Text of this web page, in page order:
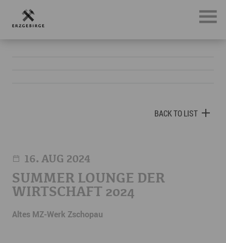
BACK TO LIST
16 AUG 2024
SUMMER LOUNGE DER
WIRTSCHAFT 2024
Altes MZ-Werk Zschopau